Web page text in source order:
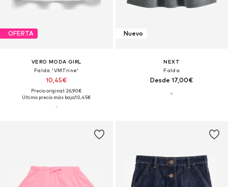
OFERTA
VERO MODA GIRL
Falda 'VMTrine'
10,45€
Precio original: 26,90€
Último precio más bajo:10,45€
Nuevo
NEXT
Falda
Desde 17,00€